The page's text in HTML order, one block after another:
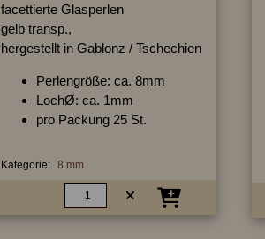
facettierte Glasperlen
gelb transp.,
hergestellt in Gablonz / Tschechien
Perlengröße: ca. 8mm
LochØ: ca. 1mm
pro Packung 25 St.
Kategorie: 8 mm